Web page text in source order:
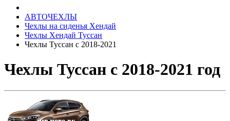
АВТОЧЕХЛЫ
Чехлы на сиденья Хендай
Чехлы Хендай Туссан
Чехлы Туссан с 2018-2021
Чехлы Туссан с 2018-2021 год